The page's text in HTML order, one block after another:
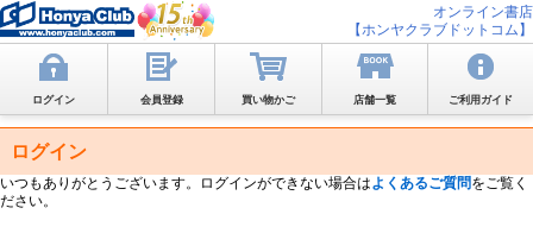
オンライン書店
【ホンヤクラブドットコム】
ログイン 会員登録 買い物かご 店舗一覧 ご利用ガイド
ログイン
いつもありがとうございます。ログインができない場合はよくあるご質問をご覧く
ださい。